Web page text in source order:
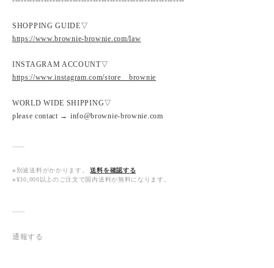
SHOPPING GUIDE▽
https://www.brownie-brownie.com/law
INSTAGRAM ACCOUNT▽
https://www.instagram.com/store__brownie
WORLD WIDE SHIPPING▽
please contact → info@brownie-brownie.com
※別途送料がかかります。
送料を確認する
※¥30,000以上のご注文で国内送料が無料になります。
通報する